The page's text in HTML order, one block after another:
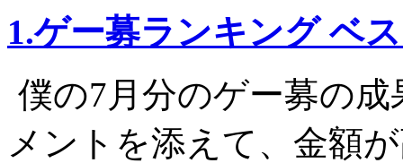
1.ゲー募ランキング
僕の7月分のゲー募の
メントを添えて、金額